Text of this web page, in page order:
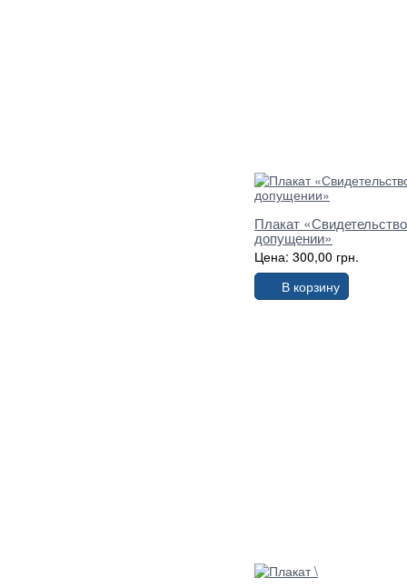
Плакат
допущении»
Цена: 300,00 грн.
В корзину